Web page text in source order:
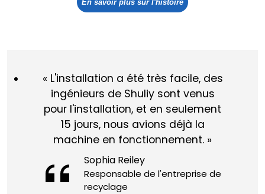
En savoir plus sur l'histoire
« L'installation a été très facile, des
ingénieurs de Shuliy sont venus
pour l'installation, et en seulement
15 jours, nous avions déjà la
machine en fonctionnement. »
Sophia Reiley
Responsable de l'entreprise de
recyclage